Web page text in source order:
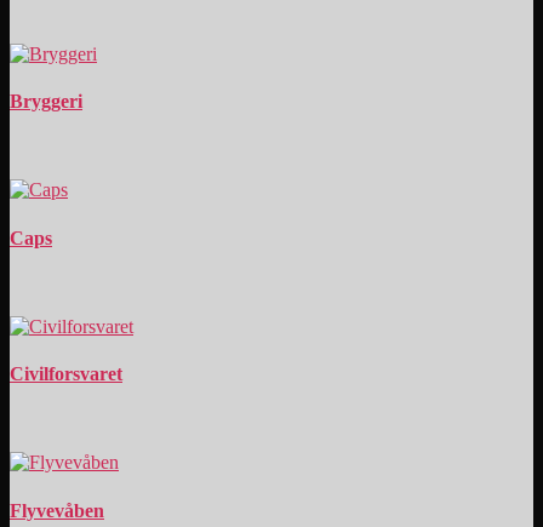
Bryggeri
Caps
Civilforsvaret
Flyvevåben